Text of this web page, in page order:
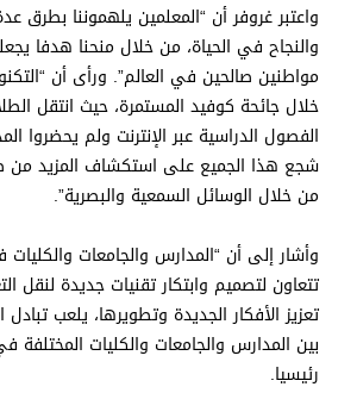
واعتبر غروفر أن “المعلمين يلهموننا بطرق
والنجاح في الحياة، من خلال منحنا هدفا
مواطنين صالحين في العالم”. ورأى أن
خلال جائحة كوفيد المستمرة، حيث انتقل
الفصول الدراسية عبر الإنترنت ولم يحضروا
شجع هذا الجميع على استكشاف المزيد من
من خلال الوسائل السمعية والبصرية”.
وأشار إلى أن “المدارس والجامعات والكليات
تتعاون لتصميم وابتكار تقنيات جديدة لنقل
تعزيز الأفكار الجديدة وتطويرها، يلعب
بين المدارس والجامعات والكليات المختلفة
رئيسيا.